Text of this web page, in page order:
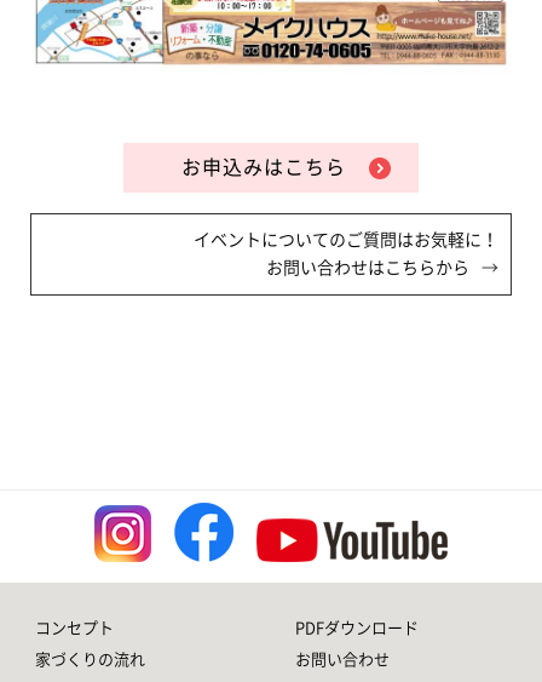
お申込みはこちら
イベントについてのご質問はお気軽に！
お問い合わせはこちらから
コンセプト
家づくりの流れ
PDFダウンロード
お問い合わせ